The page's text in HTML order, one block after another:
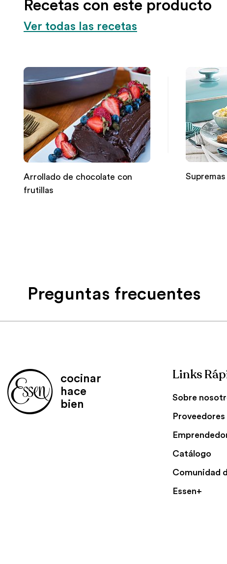
Recetas con este producto
Ver todas las recetas
Arrollado de chocolate con
frutillas
Preguntas frecuentes
cocinar
hace
bien
Links
Sobre
Proveedores
Catálogo
Comunidad
Essen+